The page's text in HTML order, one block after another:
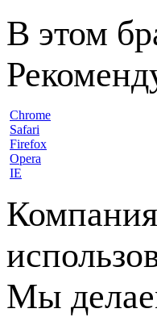
В этом
Chrome
Safari
Firefox
Opera
IE
Мы